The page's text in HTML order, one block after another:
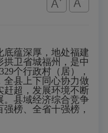
底蕴深厚，地处福建
拱卫省城福州，是中
个行政村（居），
全县上下同心协力做
赶超，发展环境不断
县域经济综合竞争
榜、全省十强榜，